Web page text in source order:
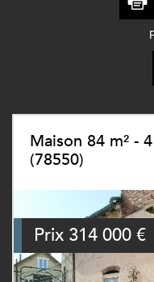
Maison 84 m² -
(78550)
Prix 314 000 €